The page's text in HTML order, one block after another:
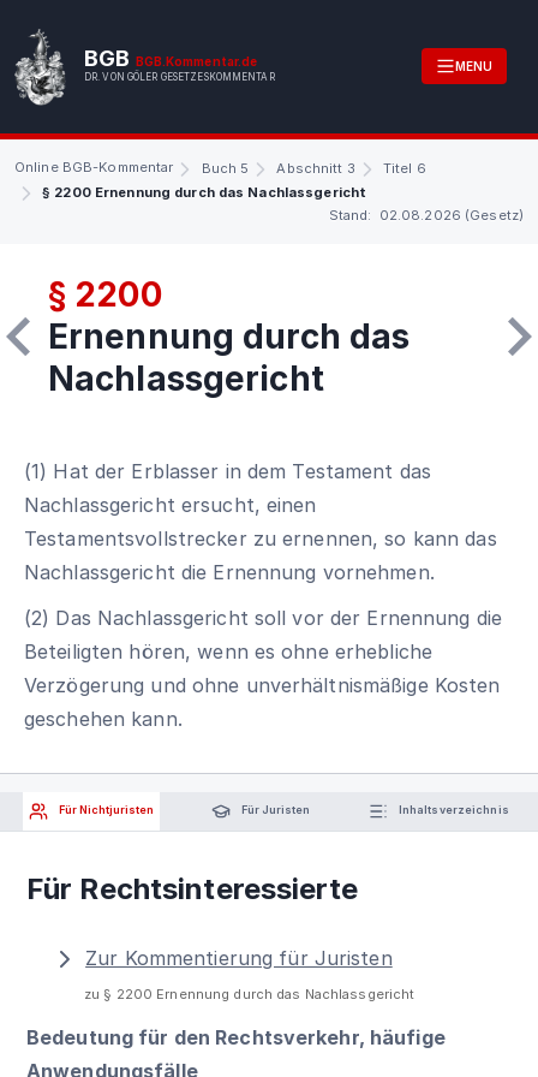
BGB BGB.Kommentar.de
DR. VON GÖLER GESETZESKOMMENTAR
MENU
Online BGB-Kommentar Buch 5 Abschnitt 3
Titel 6
§ 2200 Ernennung durch das Nachlassgericht
Stand: 02.08.2026 (Gesetz)
§ 2200
Ernennung durch das
Nachlassgericht
(1) Hat der Erblasser in dem Testament das
Nachlassgericht ersucht, einen
Testamentsvollstrecker zu ernennen, so kann das
Nachlassgericht die Ernennung vornehmen.
(2) Das Nachlassgericht soll vor der Ernennung die
Beteiligten hören, wenn es ohne erhebliche
Verzögerung und ohne unverhältnismäßige Kosten
geschehen kann.
Für Nichtjuristen Für Juristen Inhaltsverzeichnis
Für Rechtsinteressierte
Zur Kommentierung für Juristen
zu § 2200 Ernennung durch das Nachlassgericht
Bedeutung für den Rechtsverkehr, häufige
Anwendungsfälle